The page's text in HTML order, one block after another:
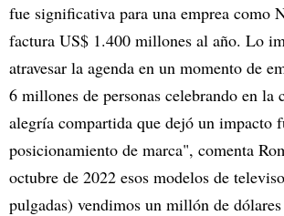
fue significativa para una emprea como
factura US$ 1.400 millones al año. Lo
atravesar la agenda en un momento de
6 millones de personas celebrando en la
alegría compartida que dejó un impacto
posicionamiento de marca", comenta
octubre de 2022 esos modelos de
pulgadas) vendimos un millón de